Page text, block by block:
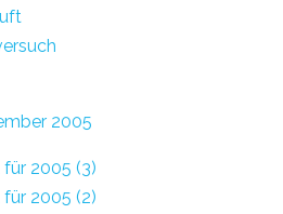
2005
2005 (3)
2005 (2)